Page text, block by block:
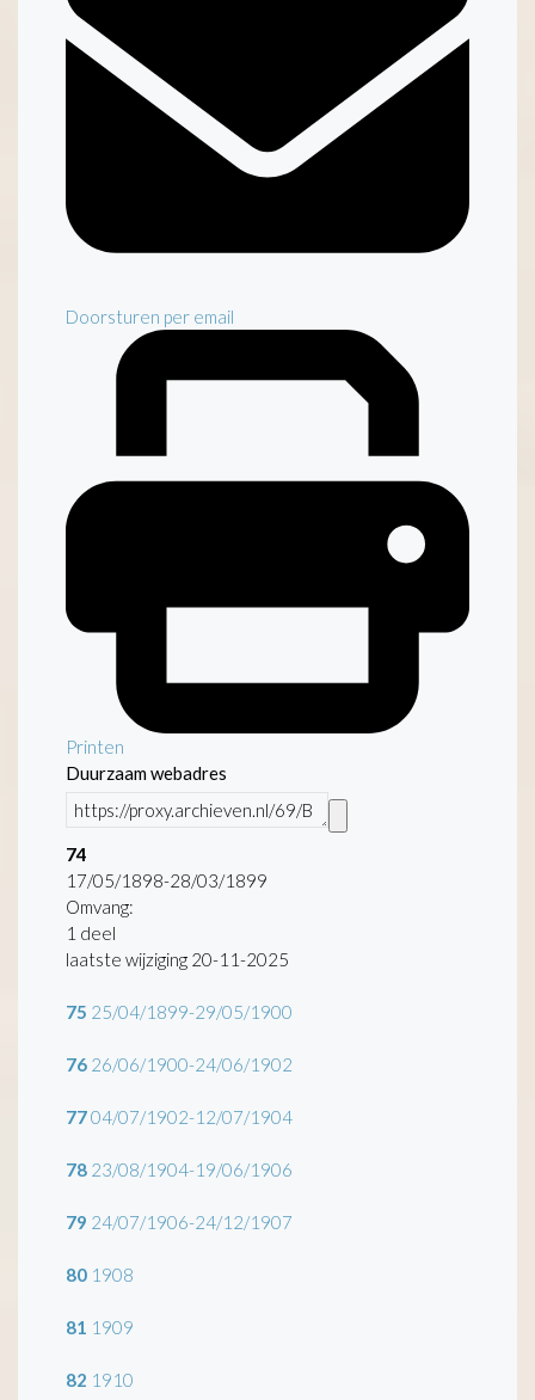
Doorsturen per email
Printen
Duurzaam webadres
74
17/05/1898-28/03/1899
Omvang:
1 deel
laatste wijziging 20-11-2025
75 25/04/1899-29/05/1900
76 26/06/1900-24/06/1902
7704/07/1902-12/07/1904
78 23/08/1904-19/06/1906
79 24/07/1906-24/12/1907
80 1908
81 1909
82 1910